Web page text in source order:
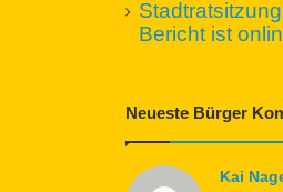
Bericht ist
Neueste Bürger
Kai